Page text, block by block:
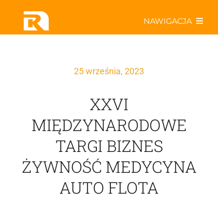
zawartości
NAWIGACJA
Odkryj najlepsze oferty!
Aktualności w Sieci
Specjały kulinarne
25 września, 2023
XXVI
MIĘDZYNARODOWE
TARGI BIZNES
ŻYWNOŚĆ MEDYCYNA
AUTO FLOTA